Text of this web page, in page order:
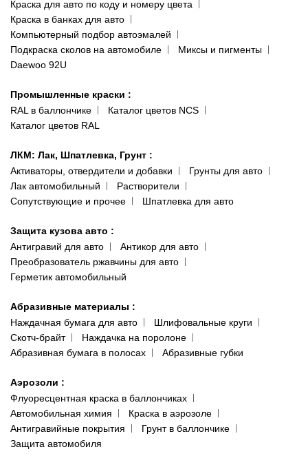
(ориентир: Интайм №40)
Одесса
пр-т Акад. Глушко, 29
066 554-97-70
Сотрудничество
Наши публикации
Публичная оферта
Политика конфиденциальности
Краска для авто по коду и номеру цвета
Краска в банках для авто
Компьютерный подбор автоэмалей
Подкраска сколов на автомобиле
Миксы и пигменты
Daewoo 92U
Промышленные краски :
RAL в баллончике
Каталог цветов NCS
Каталог цветов RAL
ЛКМ: Лак, Шпатлевка, Грунт :
Активаторы, отвердители и добавки
Грунты для авто
Лак автомобильный
Растворители
Сопутствующие и прочее
Шпатлевка для авто
Защита кузова авто :
Антигравий для авто
Антикор для авто
Преобразователь ржавчины для авто
Герметик автомобильный
Абразивные материалы :
Наждачная бумага для авто
Шлифовальные круги
Скотч-брайт
Наждачка на поролоне
Абразивная бумага в полосах
Абразивные губки
Аэрозоли :
Флуоресцентная краска в баллончиках
Автомобильная химия
Краска в аэрозоле
Антигравийные покрытия
Грунт в баллончике
Защита автомобиля